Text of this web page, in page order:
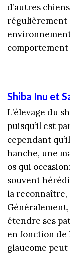
d’autres
régulièrement
Shiba Inu et
L’élevage du
puisqu’il est
cependant
hanche, une
os qui
souvent
la reconnaître,
étendre ses
en fonction de
glaucome